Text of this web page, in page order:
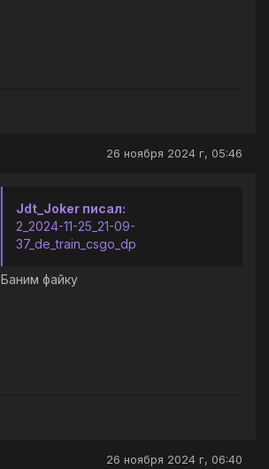
26 ноября 2024 г, 05:46
Jdt_Joker писал:
2_2024-11-25_21-09-
37_de_train_csgo_dp
Баним файку
26 ноября 2024 г, 06:40